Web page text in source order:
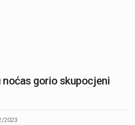
gorio skupocjeni
2023